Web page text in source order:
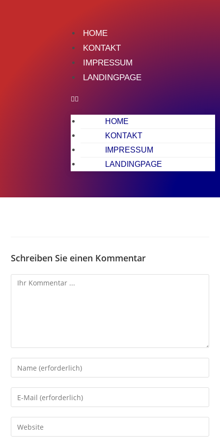
HOME
KONTAKT
IMPRESSUM
LANDINGPAGE
HOME
KONTAKT
IMPRESSUM
LANDINGPAGE
Schreiben Sie einen Kommentar